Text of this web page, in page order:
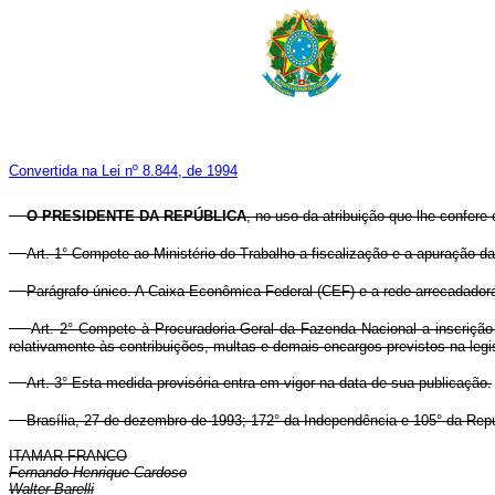
Convertida na Lei nº 8.844, de 1994
O PRESIDENTE DA REPÚBLICA, no uso da atribuição que lhe
Art. 1° Compete ao Ministério do Trabalho a fiscalização e a apuração
Parágrafo único. A Caixa Econômica Federal (CEF) e a rede
Art. 2° Compete à Procuradoria-Geral da Fazenda Nacional a
relativamente às contribuições, multas e demais encargos previstos na
Art. 3° Esta medida provisória entra em vigor na data de sua publicação.
Brasília, 27 de dezembro de 1993; 172° da Independência e 105° da
ITAMAR FRANCO
Fernando Henrique Cardoso
Walter Barelli